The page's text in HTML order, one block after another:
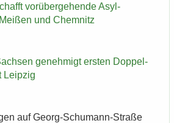
vor­über­ge­hen­de Asyl-​
und Chem­nitz
ge­neh­migt ers­ten Dop­pel­
Leip­zig
auf Georg-​Schumann-Straße